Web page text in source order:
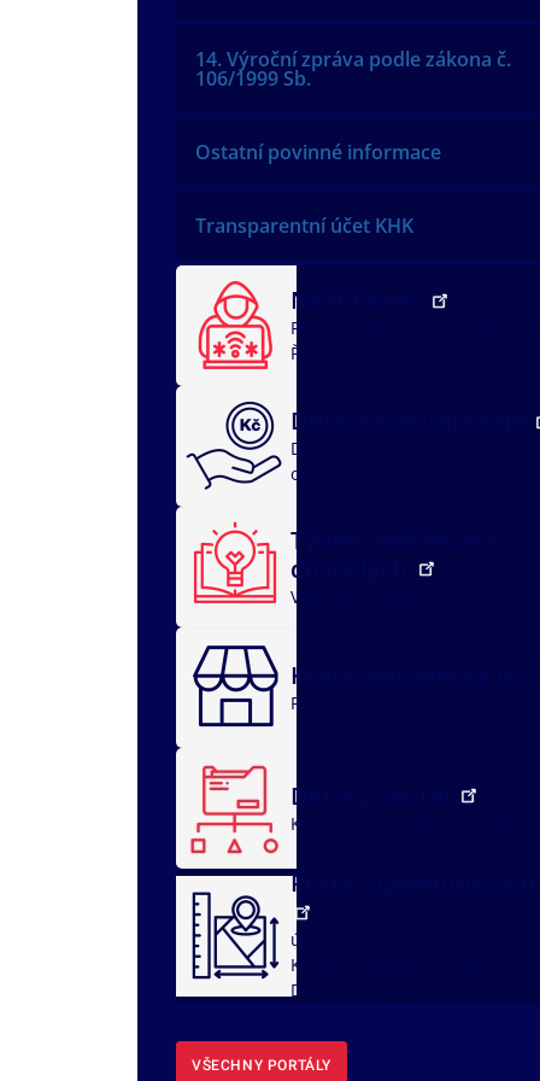
14. Výroční zpráva podle zákona č.
106/1999 Sb.
Ostatní povinné informace
Transparentní účet KHK
NežKlikneš
Rychlá pomoc
Řeším problém
Dotační portál kraje
Dotační oblasti
oblasti
Týden vzdělávání
dospělých
Vzdělávací akce
Královéhradecké
Registrace
Datový portál
Kraj v datech
Portál územního
územní plány obcí
Královéhradeckého kraje -
DMVS, část ÚAP
VŠECHNY PORTÁLY